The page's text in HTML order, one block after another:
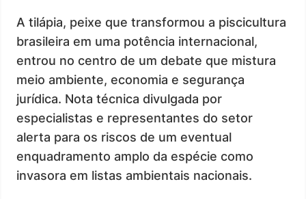
A tilápia, peixe que transformou a piscicultura
brasileira em uma potência internacional,
entrou no centro de um debate que mistura
meio ambiente, economia e segurança
jurídica. Nota técnica divulgada por
especialistas e representantes do setor
alerta para os riscos de um eventual
enquadramento amplo da espécie como
invasora em listas ambientais nacionais.